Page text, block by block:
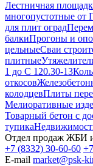
Лестничная
многопустотные от
для плит оград
балкиПрогоны и
цельныеСваи
плитные
1 до С 120.30-13
откосов
колодцевПлиты
Мелиоративные
Товарный бетон с
тупика
Отдел продаж ЖБИ и
+7 (8332) 30-60-60
E-mail market@psk-